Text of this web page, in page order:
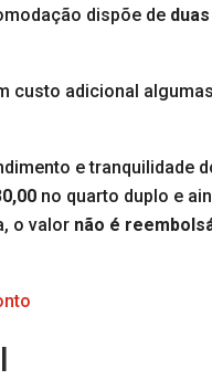
dispõe de
custo adicional
e tranquilidade
no quarto duplo e
o valor não é